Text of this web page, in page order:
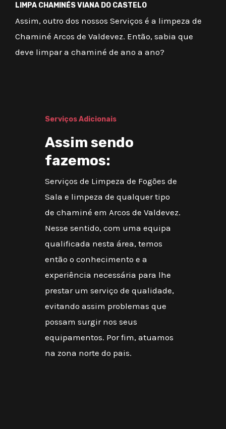
LIMPA CHAMINÉS VIANA DO CASTELO
Assim, outro dos nossos Serviços é a limpeza de
Chaminé Arcos de Valdevez. Então, sabia que
deve limpar a chaminé de ano a ano?
Serviços Adicionais
Assim sendo
fazemos:
Serviços de Limpeza de Fogões de
Sala e limpeza de qualquer tipo
de chaminé em Arcos de Valdevez.
Nesse sentido, com uma equipa
qualificada nesta área, temos
então o conhecimento e a
experiência necessária para lhe
prestar um serviço de qualidade,
evitando assim problemas que
possam surgir nos seus
equipamentos. Por fim, atuamos
na zona norte do pais.